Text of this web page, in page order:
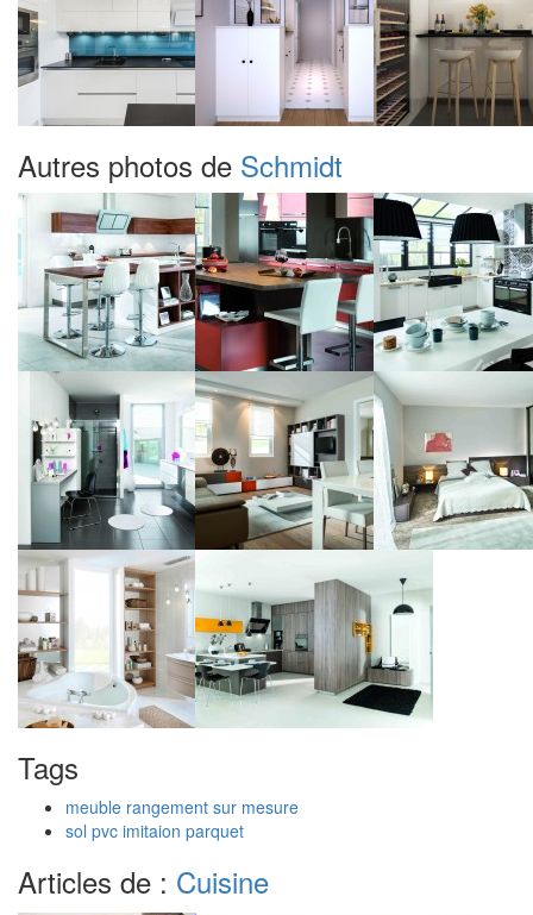
Autres photos de Schmidt
Tags
meuble rangement sur mesure
sol pvc imitaion parquet
Articles de : Cuisine